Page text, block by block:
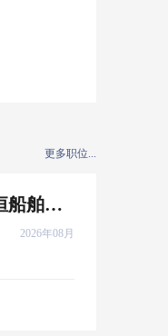
更多职位...
无限航区 山东汇恒船舶管理有限责任公司 新证 三管轮 8月上船
2026年08月